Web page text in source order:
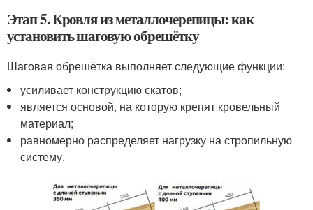
Этап 5. Кровля из металлочерепицы: как
установить шаговую обрешётку
Шаговая обрешётка выполняет следующие функции:
усиливает конструкцию скатов;
является основой, на которую крепят кровельный
материал;
равномерно распределяет нагрузку на стропильную
систему.